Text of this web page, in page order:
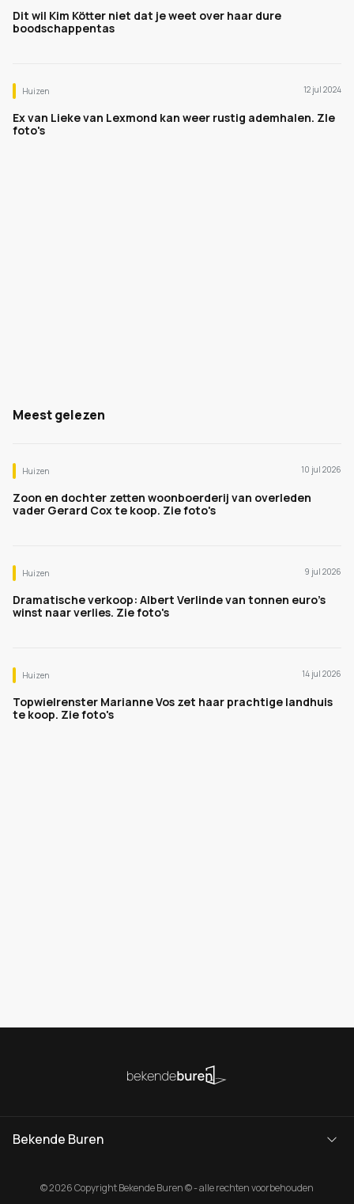
Dit wil Kim Kötter niet dat je weet over haar dure
boodschappentas
Huizen 12 jul 2024
Ex van Lieke van Lexmond kan weer rustig ademhalen. ZIe
foto's
Meest gelezen
Huizen 10 jul 2026
Zoon en dochter zetten woonboerderij van overleden
vader Gerard Cox te koop. Zie foto's
Huizen 9 jul 2026
Dramatische verkoop: Albert Verlinde van tonnen euro's
winst naar verlies. Zie foto's
Huizen 14 jul 2026
Topwielrenster Marianne Vos zet haar prachtige landhuis
te koop. Zie foto's
Bekende Buren
© 2026 Copyright Bekende Buren © - alle rechten voorbehouden